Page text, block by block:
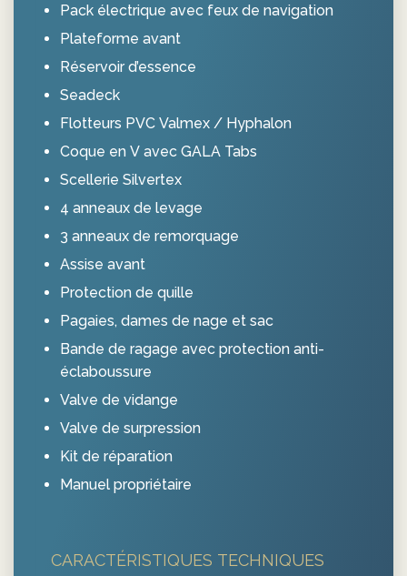
Pack électrique avec feux de navigation
Plateforme avant
Réservoir d’essence
Seadeck
Flotteurs PVC Valmex / Hyphalon
Coque en V avec GALA Tabs
Scellerie Silvertex
4 anneaux de levage
3 anneaux de remorquage
Assise avant
Protection de quille
Pagaies, dames de nage et sac
Bande de ragage avec protection anti-
éclaboussure
Valve de vidange
Valve de surpression
Kit de réparation
Manuel propriétaire
CARACTÉRISTIQUES TECHNIQUES